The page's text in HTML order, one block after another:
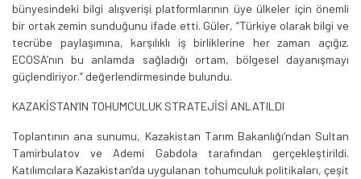
bünyesindeki bilgi alışverişi platformlarının üye ülkeler için önemli
bir ortak zemin sunduğunu ifade etti. Güler, “Türkiye olarak bilgi ve
tecrübe paylaşımına, karşılıklı iş birliklerine her zaman açığız.
ECOSA’nın bu anlamda sağladığı ortam, bölgesel dayanışmayı
güçlendiriyor.” değerlendirmesinde bulundu.
KAZAKİSTAN’IN TOHUMCULUK STRATEJİSİ ANLATILDI
Toplantının ana sunumu, Kazakistan Tarım Bakanlığı’ndan Sultan
Tamirbulatov ve Ademi Gabdola tarafından gerçekleştirildi.
Katılımcılara Kazakistan’da uygulanan tohumculuk politikaları, çeşit